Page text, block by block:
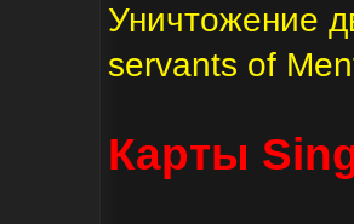
Уничтожение
servants of
Карты